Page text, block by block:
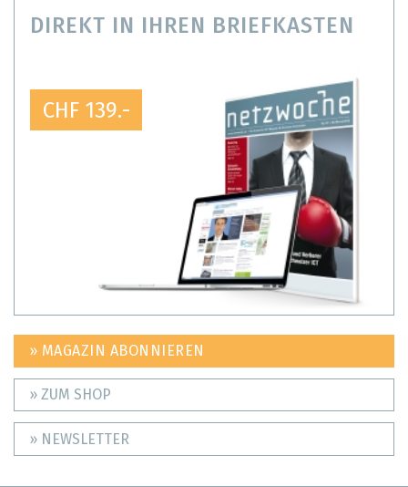
DIREKT IN IHREN BRIEFKASTEN
CHF 139.-
» MAGAZIN ABONNIEREN
» ZUM SHOP
» NEWSLETTER